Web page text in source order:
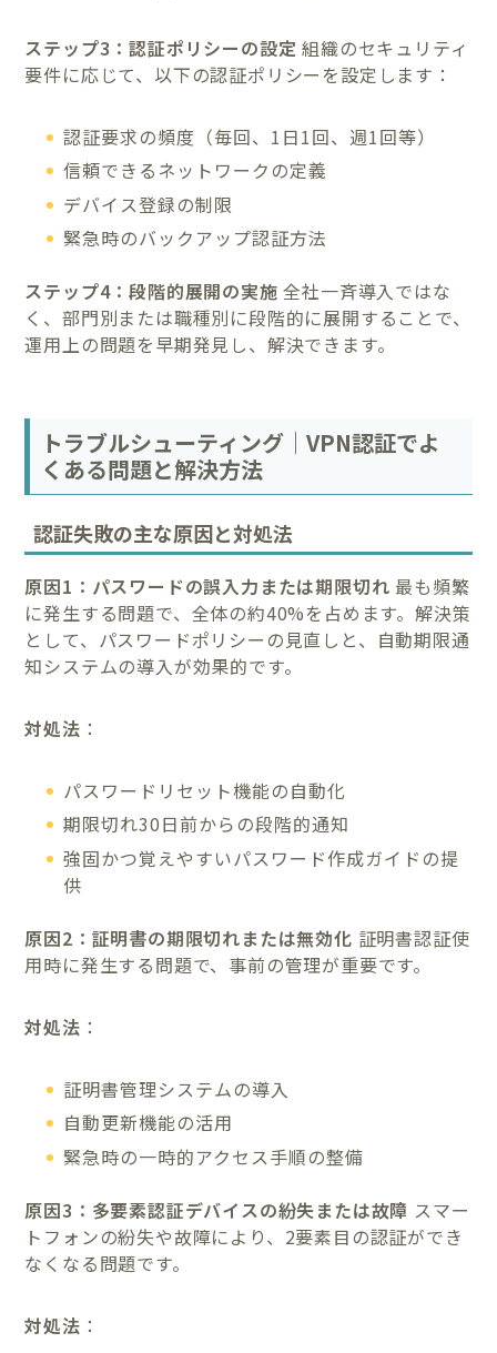
ステップ3：認証ポリシーの設定 組織のセキュリティ
要件に応じて、以下の認証ポリシーを設定します：
認証要求の頻度（毎回、1日1回、週1回等）
信頼できるネットワークの定義
デバイス登録の制限
緊急時のバックアップ認証方法
ステップ4：段階的展開の実施 全社一斉導入ではな
く、部門別または職種別に段階的に展開することで、
運用上の問題を早期発見し、解決できます。
トラブルシューティング｜VPN認証でよ
くある問題と解決方法
認証失敗の主な原因と対処法
原因1：パスワードの誤入力または期限切れ 最も頻繁
に発生する問題で、全体の約40%を占めます。解決策
として、パスワードポリシーの見直しと、自動期限通
知システムの導入が効果的です。
対処法 ：
パスワードリセット機能の自動化
期限切れ30日前からの段階的通知
強固かつ覚えやすいパスワード作成ガイドの提
供
原因2：証明書の期限切れまたは無効化 証明書認証使
用時に発生する問題で、事前の管理が重要です。
対処法 ：
証明書管理システムの導入
自動更新機能の活用
緊急時の一時的アクセス手順の整備
原因3：多要素認証デバイスの紛失または故障 スマー
トフォンの紛失や故障により、2要素目の認証ができ
なくなる問題です。
対処法 ：